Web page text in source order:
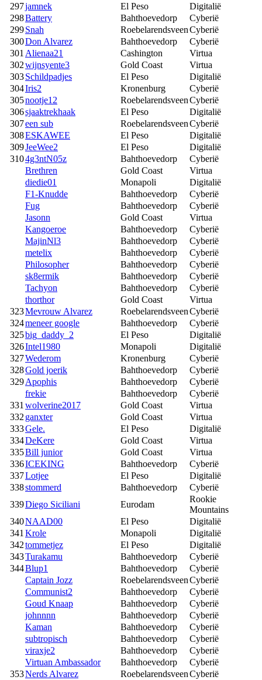
297jamnek El Peso
Digitalië
298Battery Bahthoevedorp
Cyberië
299Snah RoebelarendsveenCyberië
300Don Alvarez Bahthoevedorp
Cyberië
301Alienaa21 Cashington
Virtua
302wijnsyente3 Gold Coast
Virtua
303Schildpadjes El Peso
Digitalië
304Iris2 Kronenburg
Cyberië
305nootje12 RoebelarendsveenCyberië
306sjaaktrekhaak El Peso
Digitalië
307een sub RoebelarendsveenCyberië
308ESKAWEE El Peso
Digitalië
309JeeWee2 El Peso
Digitalië
3104g3ntN05z Bahthoevedorp
Cyberië
Brethren
Gold Coast
Virtua
diedie01
Monapoli
Digitalië
F1-Knudde
Bahthoevedorp
Cyberië
Fug
Bahthoevedorp
Cyberië
Jasonn
Gold Coast
Virtua
Kangoeroe
Bahthoevedorp
Cyberië
MajinNl3
Bahthoevedorp
Cyberië
metelix
Bahthoevedorp
Cyberië
Philosopher
Bahthoevedorp
Cyberië
sk8ermik
Bahthoevedorp
Cyberië
Tachyon
Bahthoevedorp
Cyberië
thorthor
Gold Coast
Virtua
323Mevrouw Alvarez RoebelarendsveenCyberië
324meneer google Bahthoevedorp
Cyberië
325big_daddy_2 El Peso
Digitalië
326Intel1980 Monapoli
Digitalië
327Wederom Kronenburg
Cyberië
328Gold joerik Bahthoevedorp
Cyberië
329Apophis Bahthoevedorp
Cyberië
frekie
Bahthoevedorp
Cyberië
331wolverine2017 Gold Coast
Virtua
332ganxter Gold Coast
Virtua
333Gele. El Peso
Digitalië
334DeKere Gold Coast
Virtua
335Bill junior Gold Coast
Virtua
336ICEKING Bahthoevedorp
Cyberië
337Lotjee El Peso
Digitalië
338stommerd Bahthoevedorp
Cyberië
339Diego Siciliani Eurodam
Rookie
Mountains
340NAAD00 El Peso
Digitalië
341Krole Monapoli
Digitalië
342tommetjez El Peso
Digitalië
343Turakamu Bahthoevedorp
Cyberië
344Blup1 Bahthoevedorp
Cyberië
Captain Jozz
RoebelarendsveenCyberië
Communist2
Bahthoevedorp
Cyberië
Goud Knaap
Bahthoevedorp
Cyberië
johnnnn
Bahthoevedorp
Cyberië
Kaman
Bahthoevedorp
Cyberië
subtropisch
Bahthoevedorp
Cyberië
viraxje2
Bahthoevedorp
Cyberië
Virtuan Ambassador
Bahthoevedorp
Cyberië
353Nerds Alvarez RoebelarendsveenCyberië